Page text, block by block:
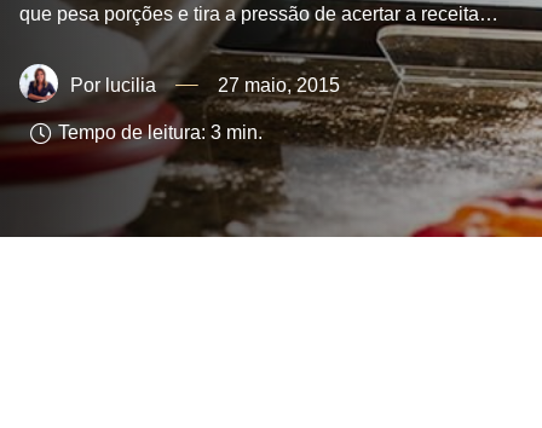
que pesa porções e tira a pressão de acertar a receita…
lucilia 27 maio, 2015
Tempo de leitura: 3 min.